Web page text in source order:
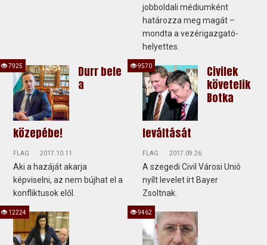
jobboldali médiumként
határozza meg magát –
mondta a vezérigazgató-
helyettes.
Durr bele
a
közepébe!
FLAG 2017.10.11
Aki a hazáját akarja
képviselni, az nem bújhat el a
konfliktusok elől.
7925
Civilek
követelik
Botka
leváltását
FLAG 2017.09.26
A szegedi Civil Városi Unió
nyílt levelet írt Bayer
Zsoltnak.
9570
12224 9462